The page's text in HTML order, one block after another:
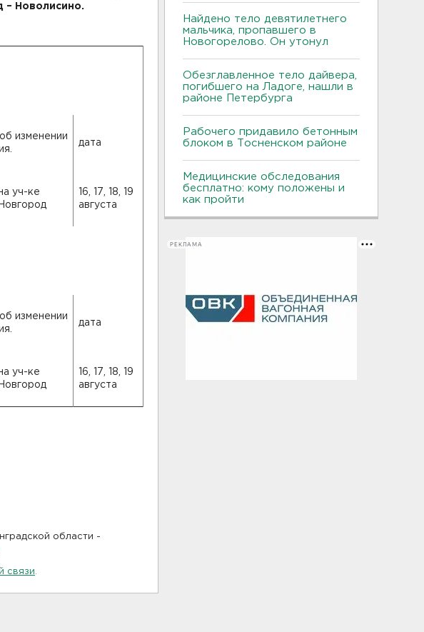
– Новолисино.
изменении
дата
уч-ке
16, 17, 18, 19
августа
изменении
дата
уч-ке
16, 17, 18, 19
августа
области -
связи
Найдено тело девятилетнего
мальчика, пропавшего в
Новогорелово. Он утонул
Обезглавленное тело дайвера,
погибшего на Ладоге, нашли в
районе Петербурга
Рабочего придавило бетонным
блоком в Тосненском районе
Медицинские обследования
бесплатно: кому положены и
как пройти
РЕКЛАМА